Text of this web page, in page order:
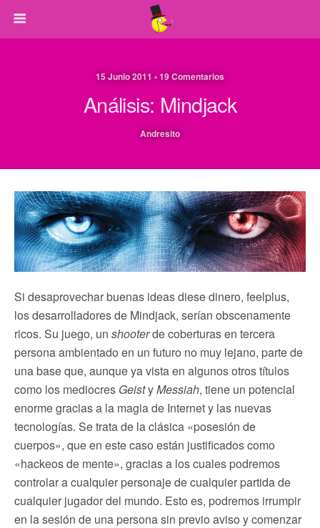
15 Junio 2011 • 19 Comentarios
Análisis: Mindjack
Andresito
Si desaprovechar buenas ideas diese dinero, feelplus,
los desarrolladores de Mindjack, serían obscenamente
ricos. Su juego, un shooterde coberturas en tercera
persona ambientado en un futuro no muy lejano, parte de
una base que, aunque ya vista en algunos otros títulos
como los mediocres GeistyMessiah, tiene un potencial
enorme gracias a la magia de Internet y las nuevas
tecnologías. Se trata de la clásica «posesión de
cuerpos», que en este caso están justificados como
«hackeos de mente», gracias a los cuales podremos
controlar a cualquier personaje de cualquier partida de
cualquier jugador del mundo. Esto es, podremos irrumpir
en la sesión de una persona sin previo aviso y comenzar